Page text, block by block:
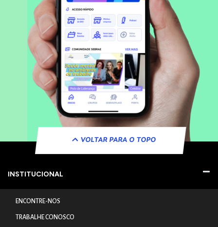
VOLTAR PARA O TOPO
INSTITUCIONAL
ENCONTRE-NOS
TRABALHE CONOSCO